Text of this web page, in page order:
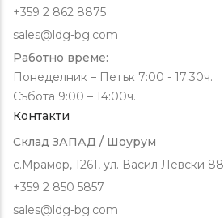
+359 2 862 8875
sales@ldg-bg.com
Работно време:
Понеделник – Петък 7:00 - 17:30ч.
Събота 9:00 – 14:00ч.
Контакти
Склад ЗАПАД / Шоурум
с.Мрамор, 1261, ул. Васил Левски 88
+359 2 850 5857
sales@ldg-bg.com